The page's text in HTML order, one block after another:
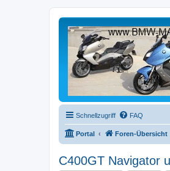
Schnellzugriff FAQ
Portal Foren-Übersicht
C400GT Navigator